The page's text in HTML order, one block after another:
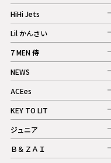
記事
HiHi Jets
記事
Lil かんさい
記事
7 MEN 侍
記事
NEWS
記事
ACEes
記事
KEY TO LIT
記事
ジュニア
記事
Ｂ＆ＺＡＩ